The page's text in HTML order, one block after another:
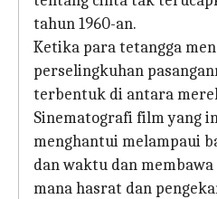
tahun 1960-an.
Ketika para tetangga
perselingkuhan
terbentuk di antara
Sinematografi film yang
menghantui melampaui
dan waktu dan
mana hasrat dan